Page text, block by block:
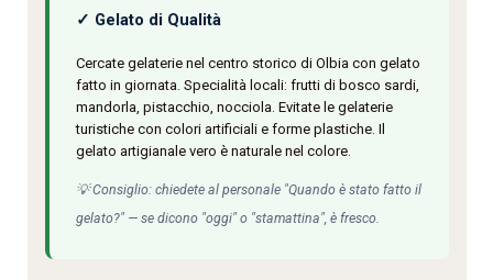
✓ Gelato di Qualità
Cercate gelaterie nel centro storico di Olbia con gelato
fatto in giornata. Specialità locali: frutti di bosco sardi,
mandorla, pistacchio, nocciola. Evitate le gelaterie
turistiche con colori artificiali e forme plastiche. Il
gelato artigianale vero è naturale nel colore.
💡 Consiglio: chiedete al personale "Quando è stato fatto il
gelato?" — se dicono "oggi" o "stamattina", è fresco.